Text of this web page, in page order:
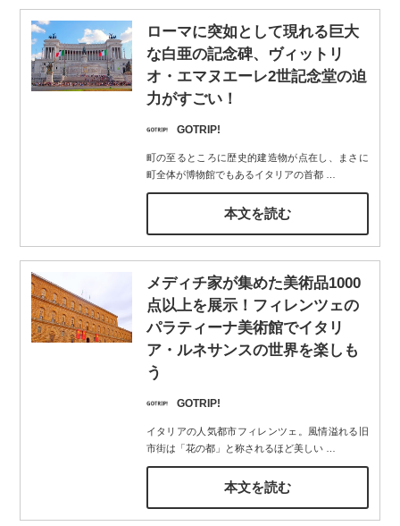
ローマに突如として現れる巨大
な白亜の記念碑、ヴィットリ
オ・エマヌエーレ2世記念堂の迫
力がすごい！
GOTRIP!
町の至るところに歴史的建造物が点在し、まさに
町全体が博物館でもあるイタリアの首都…
本文を読む
メディチ家が集めた美術品1000
点以上を展示！フィレンツェの
パラティーナ美術館でイタリ
ア・ルネサンスの世界を楽しも
う
GOTRIP!
イタリアの人気都市フィレンツェ。風情溢れる旧
市街は「花の都」と称されるほど美しい…
本文を読む